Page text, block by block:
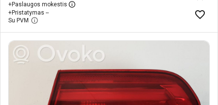
+Paslaugos mokestis
+Pristatymas --
Su PVM